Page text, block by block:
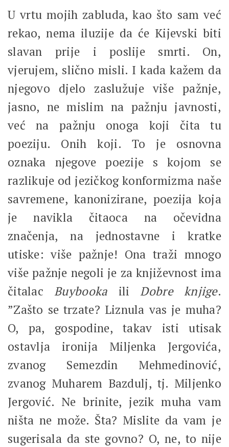
U vrtu mojih zabluda, kao što sam već
rekao, nema iluzije da će Kijevski biti
slavan prije i poslije smrti. On,
vjerujem, slično misli. I kada kažem da
njegovo djelo zaslužuje više pažnje,
jasno, ne mislim na pažnju javnosti,
već na pažnju onoga koji čita tu
poeziju. Onih koji. To je osnovna
oznaka njegove poezije s kojom se
razlikuje od jezičkog konformizma naše
savremene, kanonizirane, poezija koja
je navikla čitaoca na očevidna
značenja, na jednostavne i kratke
utiske: više pažnje! Ona traži mnogo
više pažnje negoli je za književnost ima
čitalacBuybooka iliDobre knjige.
”Zašto se trzate? Liznula vas je muha?
O, pa, gospodine, takav isti utisak
ostavlja ironija Miljenka Jergovića,
zvanog Semezdin Mehmedinović,
zvanog Muharem Bazdulj, tj. Miljenko
Jergović. Ne brinite, jezik muha vam
ništa ne može. Šta? Mislite da vam je
sugerisala da ste govno? O, ne, to nije